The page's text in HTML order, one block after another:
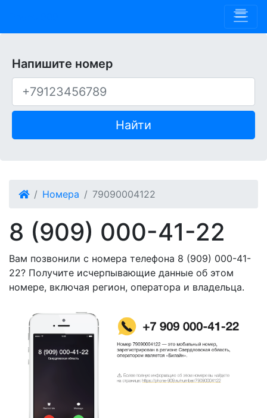
Напишите номер
Найти
Номера 79090004122
8 (909) 000-41-22
Вам позвонили с номера телефона 8 (909) 000-41-
22? Получите исчерпывающие данные об этом
номере, включая регион, оператора и владельца.